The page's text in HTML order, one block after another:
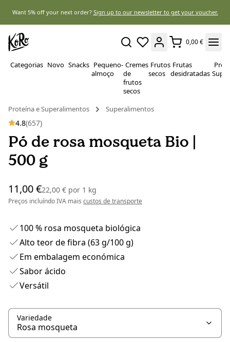
Want 5% off your next order? Sign up to our newsletter to get your voucher.
0,00 €
Categorias Novo Snacks Pequeno-
almoço
Cremes
de
frutos
secos
Frutos
secos
Frutas
desidratadas
Proteína e Superalimentos Superalimentos
4.8(657)
Pó de rosa mosqueta Bio |
500 g
11,00 €22,00 € por 1 kg
Preços incluíndo IVA mais custos de transporte
100 % rosa mosqueta biológica
Alto teor de fibra (63 g/100 g)
Em embalagem económica
Sabor ácido
Versátil
Variedade